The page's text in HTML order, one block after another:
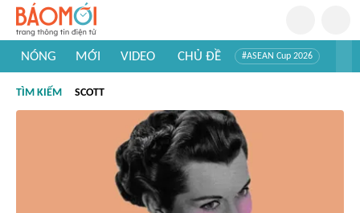
NÓNG MỚI VIDEO CHỦ ĐỀ #ASEAN Cup 2026
#Khám phá thế giới
TÌM KIẾM SCOTT